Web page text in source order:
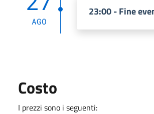
AGO
23:00 - Fine
Costo
I prezzi sono i seguenti: